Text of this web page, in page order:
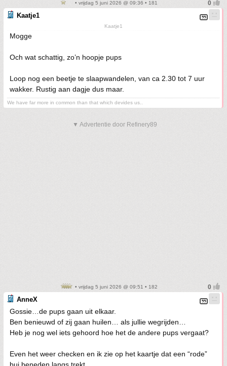
• vrijdag 5 juni 2026 @ 09:36 • 181
Kaatje1
Kaatje1
Mogge
Och wat schattig, zo’n hoopje pups
Loop nog een beetje te slaapwandelen, van ca 2.30 tot 7 uur
wakker. Rustig aan dagje dus maar.
We have far more in common than that which devides us..
▼ Advertentie door Refinery89
• vrijdag 5 juni 2026 @ 09:51 • 182
AnneX
Gossie…de pups gaan uit elkaar.
Ben benieuwd of zij gaan huilen… als jullie wegrijden…
Heb je nog wel iets gehoord hoe het de andere pups vergaat?
Even het weer checken en ik zie op het kaartje dat een “rode”